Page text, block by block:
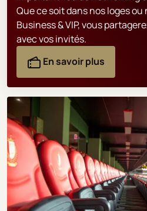
Que ce soit dans nos loges
Business & VIP, vous
avec vos invités.
En savoir plus